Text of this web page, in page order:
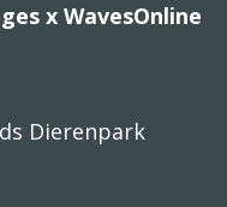
x WavesOnline
Dierenpark